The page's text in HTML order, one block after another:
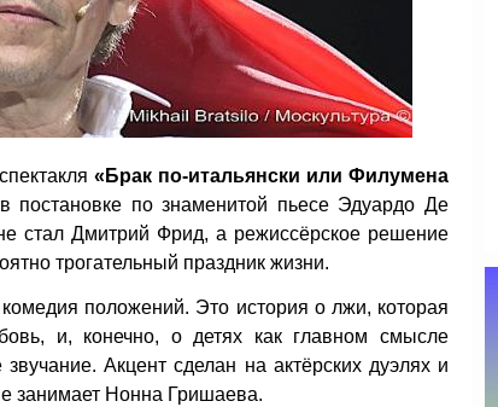
«Брак по-итальянски или Филумена
по знаменитой пьесе Эдуардо Де
стал Дмитрий Фрид, а режиссёрское решение
трогательный праздник жизни.
положений. Это история о лжи, которая
и, конечно, о детях как главном смысле
Акцент сделан на актёрских дуэлях и
занимает Нонна Гришаева.